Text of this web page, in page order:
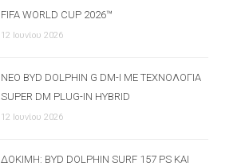
FIFA WORLD CUP 2026™
12 Ιουνίου 2026
ΝΈΟ BYD DOLPHIN G DM-I ΜΕ ΤΕΧΝΟΛΟΓΊΑ
SUPER DM PLUG-IN HYBRID
12 Ιουνίου 2026
ΔΟΚΙΜΉ: BYD DOLPHIN SURF 157 PS ΚΑΙ